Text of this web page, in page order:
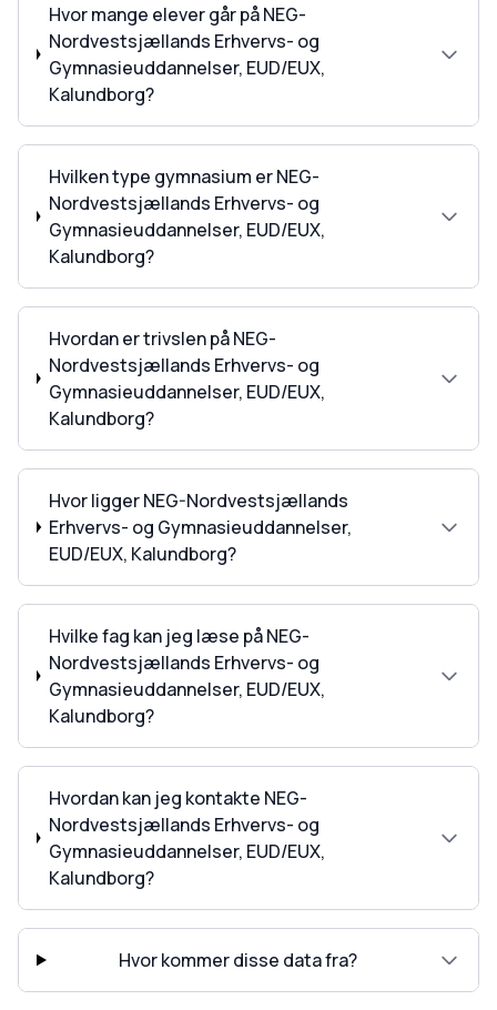
Hvor mange elever går på NEG-
Nordvestsjællands Erhvervs- og
Gymnasieuddannelser, EUD/EUX,
Kalundborg?
Hvilken type gymnasium er NEG-
Nordvestsjællands Erhvervs- og
Gymnasieuddannelser, EUD/EUX,
Kalundborg?
Hvordan er trivslen på NEG-
Nordvestsjællands Erhvervs- og
Gymnasieuddannelser, EUD/EUX,
Kalundborg?
Hvor ligger NEG-Nordvestsjællands
Erhvervs- og Gymnasieuddannelser,
EUD/EUX, Kalundborg?
Hvilke fag kan jeg læse på NEG-
Nordvestsjællands Erhvervs- og
Gymnasieuddannelser, EUD/EUX,
Kalundborg?
Hvordan kan jeg kontakte NEG-
Nordvestsjællands Erhvervs- og
Gymnasieuddannelser, EUD/EUX,
Kalundborg?
Hvor kommer disse data fra?